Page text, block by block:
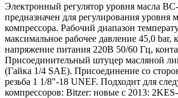
Электронный регулятор уровня масла
предназначен для регулирования уровня
компрессора. Рабочий диапазон
максимальное рабочее давление 45,0 bar,
напряжение питания 220В 50/60 Гц,
Присоединительный штуцер масляной
(Гайка 1/4 SAE). Присоединение со
резьба 1 1/8"-18 UNEF. Подходит для
компрессоров: Bitzer: новые с 2013: